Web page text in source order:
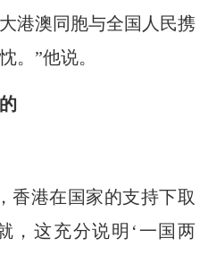
港澳同胞与全国人民携
。”他说。
港在国家的支持下取
，这充分说明‘一国两